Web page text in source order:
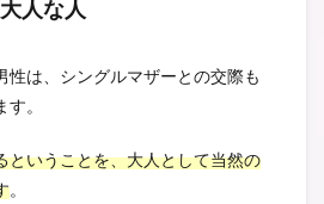
人な人
性は、シングルマザーとの交際も
。
ということを、大人として当然の
。